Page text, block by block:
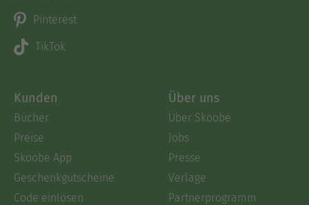
Pinterest
TikTok
Kunden
Bücher
Preise
Skoobe App
Geschenkgutscheine
Code einlösen
Über uns
Über Skoobe
Jobs
Presse
Verlage
Partnerprogramm